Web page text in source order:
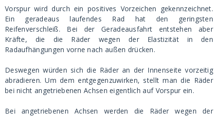
Vorspur wird durch ein positives Vorzeichen gekennzeichnet.
Ein geradeaus laufendes Rad hat den geringsten
Reifenverschleiß. Bei der Geradeausfahrt entstehen aber
Kräfte, die die Räder wegen der Elastizität in den
Radaufhängungen vorne nach außen drücken.
Deswegen würden sich die Räder an der Innenseite vorzeitig
abradieren. Um dem entgegenzuwirken, stellt man die Räder
bei nicht angetriebenen Achsen eigentlich auf Vorspur ein.
Bei angetriebenen Achsen werden die Räder wegen der